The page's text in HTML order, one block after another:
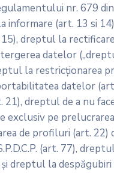
nr. 679
informare (art. 13 si
dreptul la
datelor
la restricționarea
datelor
21), dreptul de a nu
exclusiv pe
de profiluri (art. 22)
(art. 77),
dreptul la despăgubiri